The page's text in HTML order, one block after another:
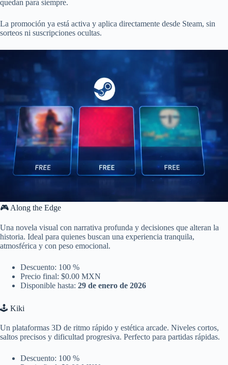
quedan para siempre.
La promoción ya está activa y aplica directamente desde Steam, sin
sorteos ni suscripciones ocultas.
🎮 Along the Edge
Una novela visual con narrativa profunda y decisiones que alteran la
historia. Ideal para quienes buscan una experiencia tranquila,
atmosférica y con peso emocional.
Descuento: 100 %
Precio final: $0.00 MXN
Disponible hasta: 29 de enero de 2026
🕹️ Kiki
Un plataformas 3D de ritmo rápido y estética arcade. Niveles cortos,
saltos precisos y dificultad progresiva. Perfecto para partidas rápidas.
Descuento: 100 %